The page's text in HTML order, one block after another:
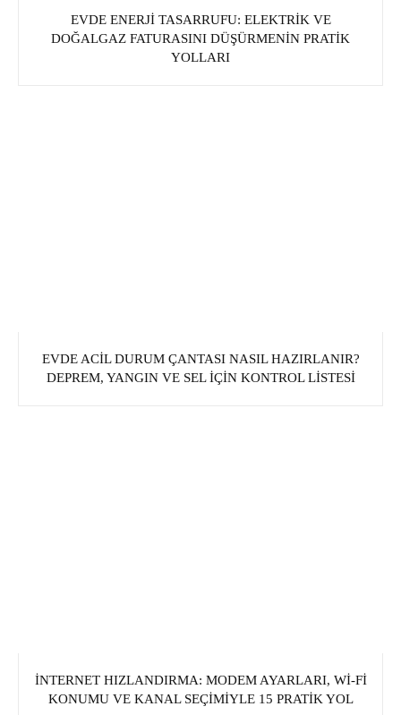
EVDE ENERJI TASARRUFU: ELEKTRIK VE
DOĞALGAZ FATURASINI DÜŞÜRMENIN PRATIK
YOLLARI
EVDE ACIL DURUM ÇANTASI NASIL HAZIRLANIR?
DEPREM, YANGIN VE SEL İÇIN KONTROL LISTESI
İNTERNET HIZLANDIRMA: MODEM AYARLARI, WI‑FI
KONUMU VE KANAL SEÇIMIYLE 15 PRATIK YOL